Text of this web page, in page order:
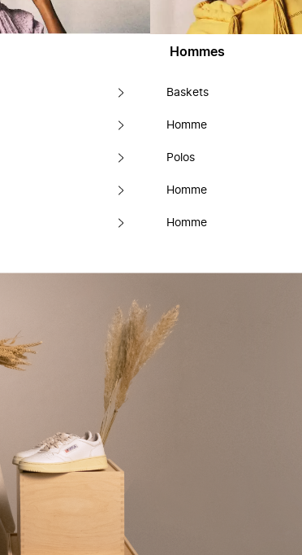
Hommes
Baskets
Homme
Polos
Homme
Homme